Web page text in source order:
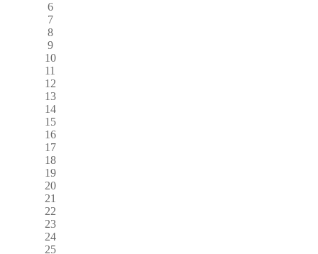
6
7
8
9
10
11
12
13
14
15
16
17
18
19
20
21
22
23
24
25